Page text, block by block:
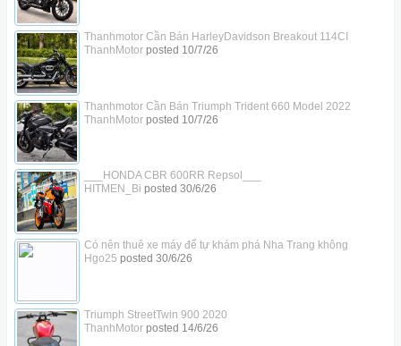
Thanhmotor Cần Bán HarleyDavidson Breakout 114CI
ThanhMotorposted 10/7/26
Thanhmotor Cần Bán Triumph Trident 660 Model 2022
ThanhMotorposted 10/7/26
___HONDA CBR 600RR Repsol___
HITMEN_Bi posted 30/6/26
Có nên thuê xe máy để tự khám phá Nha Trang không
Hgo25 posted 30/6/26
Triumph StreetTwin 900 2020
ThanhMotorposted 14/6/26